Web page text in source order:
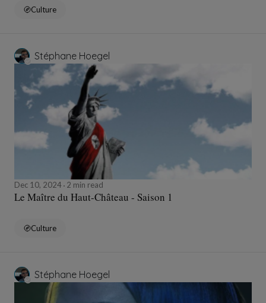
Culture
Stéphane Hoegel
Dec 10, 2024 2 min read
Le Maître du Haut-Château - Saison 1
Culture
Stéphane Hoegel